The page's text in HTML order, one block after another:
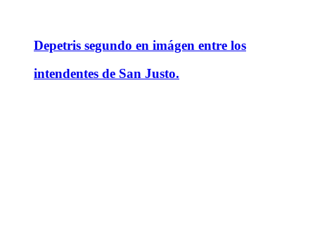
Depetris segundo en imágen entre los
intendentes de San Justo.